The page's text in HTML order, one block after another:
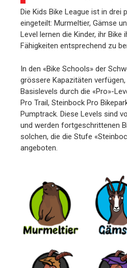
Die Kids Bike League ist in drei
eingeteilt: Murmeltier, Gämse
Level lernen die Kinder, ihr Bike
Fähigkeiten entsprechend zu
In den «Bike Schools» der
grössere Kapazitäten verfügen,
Basislevels durch die «Pro»-
Pro Trail, Steinbock Pro
Pumptrack. Diese Levels sind
und werden fortgeschrittenen
solchen, die die Stufe
angeboten.